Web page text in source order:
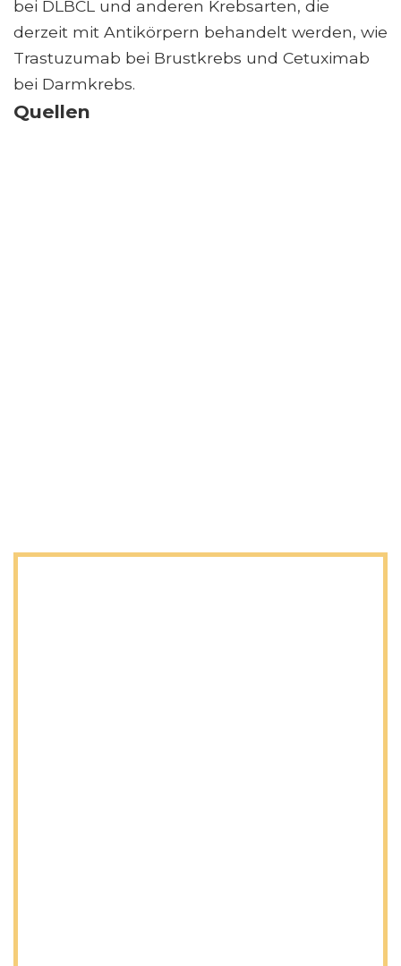
bei DLBCL und anderen Krebsarten, die
derzeit mit Antikörpern behandelt werden, wie
Trastuzumab bei Brustkrebs und Cetuximab
bei Darmkrebs.
Quellen